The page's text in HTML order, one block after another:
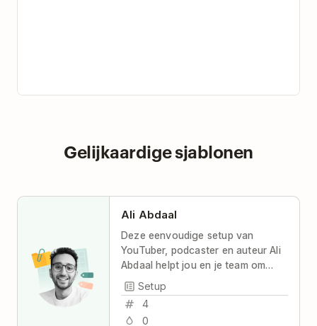
Gelijkaardige sjablonen
Ali Abdaal
Deze eenvoudige setup van
YouTuber, podcaster en auteur Ali
Abdaal helpt jou en je team om
gecoördineerd en productief te
blijven, met maximale transparantie
en minimale stress.
Setup
4
0